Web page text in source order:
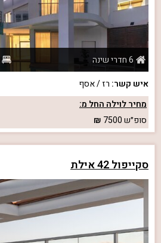
6 חדרי שינה
איש קשר: רז / אסף
מחיר לוילה החל מ:
סופ״ש7500
סקייפול 42 אילת